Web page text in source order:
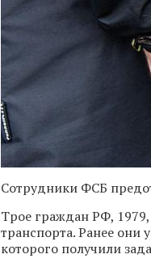
Сотрудники ФСБ
Трое граждан РФ,
транспорта. Ранее они
которого получили